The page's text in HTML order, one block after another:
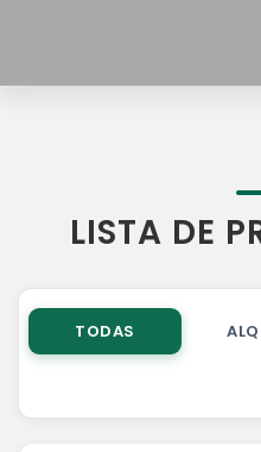
LISTA DE
TODAS